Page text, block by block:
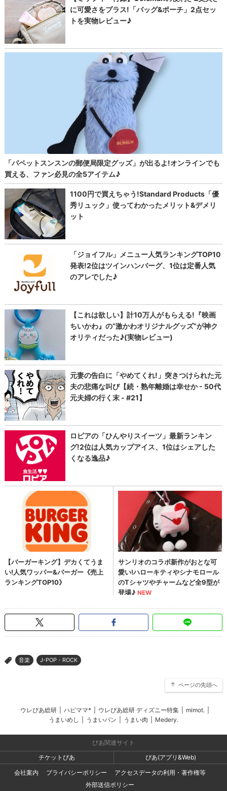
> 音楽 J-POP・ROCK
ページの先頭へ
ウレぴあ総研 ハピママ* ウレぴあ総研 ディズニー特集 mimot.
うまいめし
うまいパン うまい肉 Medery.
ぴあ関連サイト
チケットぴあ
ぴあ(アプリ&Web)
会社案内
プライバシーポリシー
アクセスデータの利用・著作権等
外部送信ポリシー